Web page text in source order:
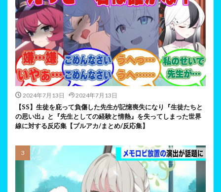
2024年7月13日 2024年7月13日
【SS】生徒を庇って負傷した先生が記憶喪失になり『生徒たちと
の思い出』と『先生としての経験と情熱』を失ってしまった世界
線に対する反応集【ブルアカ/まとめ/反応集】